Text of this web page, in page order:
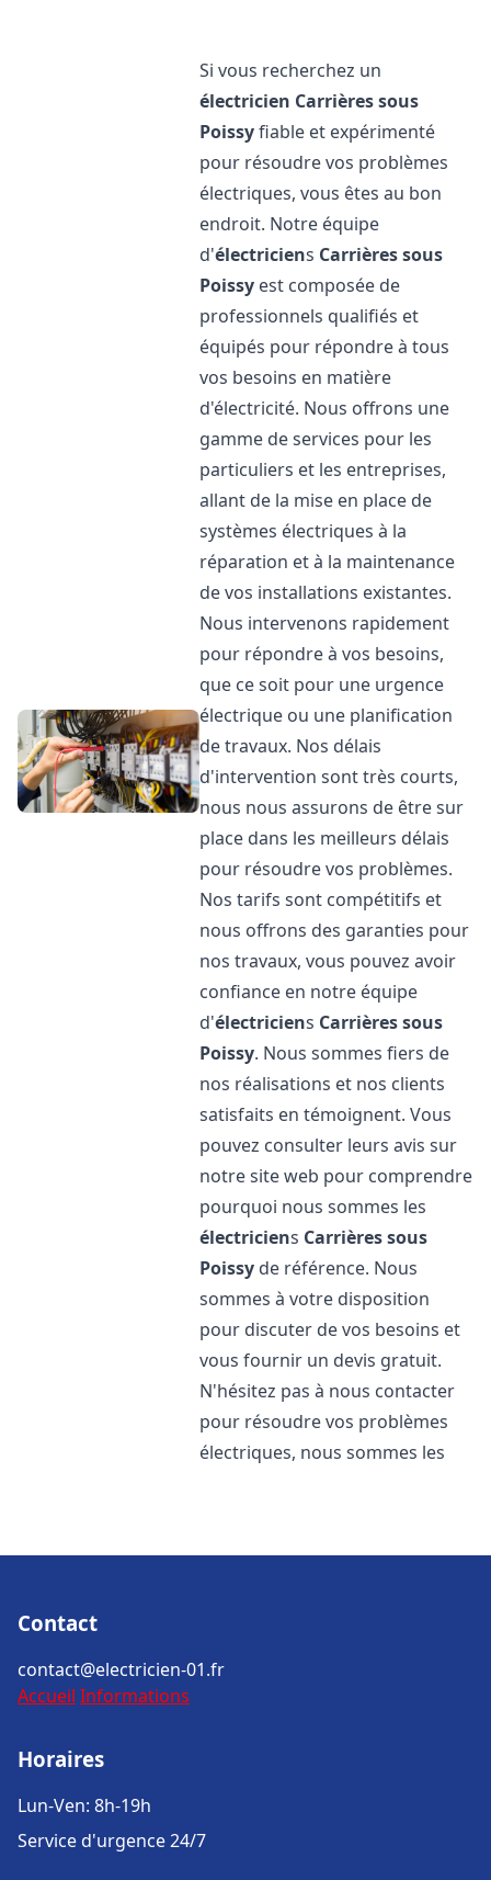
Si vous recherchez un
électricien Carrières sous
Poissyfiable et expérimenté
pour résoudre vos problèmes
électriques, vous êtes au bon
endroit. Notre équipe
d'électriciens Carrières sous
Poissy est composée de
professionnels qualifiés et
équipés pour répondre à tous
vos besoins en matière
d'électricité. Nous offrons une
gamme de services pour les
particuliers et les entreprises,
allant de la mise en place de
systèmes électriques à la
réparation et à la maintenance
de vos installations existantes.
Nous intervenons rapidement
pour répondre à vos besoins,
que ce soit pour une urgence
électrique ou une planification
de travaux. Nos délais
d'intervention sont très courts,
nous nous assurons de être sur
place dans les meilleurs délais
pour résoudre vos problèmes.
Nos tarifs sont compétitifs et
nous offrons des garanties pour
nos travaux, vous pouvez avoir
confiance en notre équipe
d'électriciens Carrières sous
Poissy. Nous sommes fiers de
nos réalisations et nos clients
satisfaits en témoignent. Vous
pouvez consulter leurs avis sur
notre site web pour comprendre
pourquoi nous sommes les
électriciens Carrières sous
Poissy de référence. Nous
sommes à votre disposition
pour discuter de vos besoins et
vous fournir un devis gratuit.
N'hésitez pas à nous contacter
pour résoudre vos problèmes
électriques, nous sommes les
Contact
contact@electricien-01.fr
Accueil Informations
Horaires
Lun-Ven: 8h-19h
Service d'urgence 24/7